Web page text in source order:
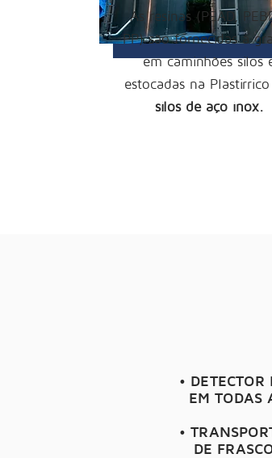
As resinas (PEAD,
PP) são fornecidas à
em caminhões silos
estocadas na
silos de aço inox.
• DETECTOR
EM TODAS
•
DE